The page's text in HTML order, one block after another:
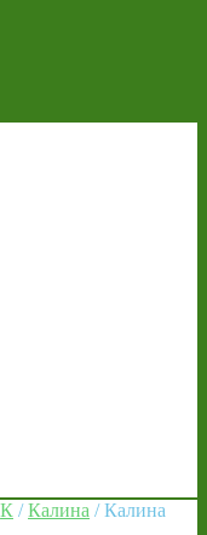
К /Калина / Калина